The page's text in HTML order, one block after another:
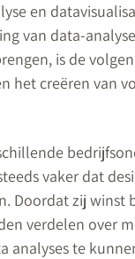
en
van data-
is de
het creëren van
vaker dat
Doordat zij winst
verdelen over
analyses te